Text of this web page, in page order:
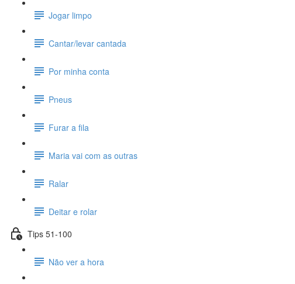
Jogar limpo
Cantar/levar cantada
Por minha conta
Pneus
Furar a fila
Maria vai com as outras
Ralar
Deitar e rolar
Tips 51-100
Não ver a hora